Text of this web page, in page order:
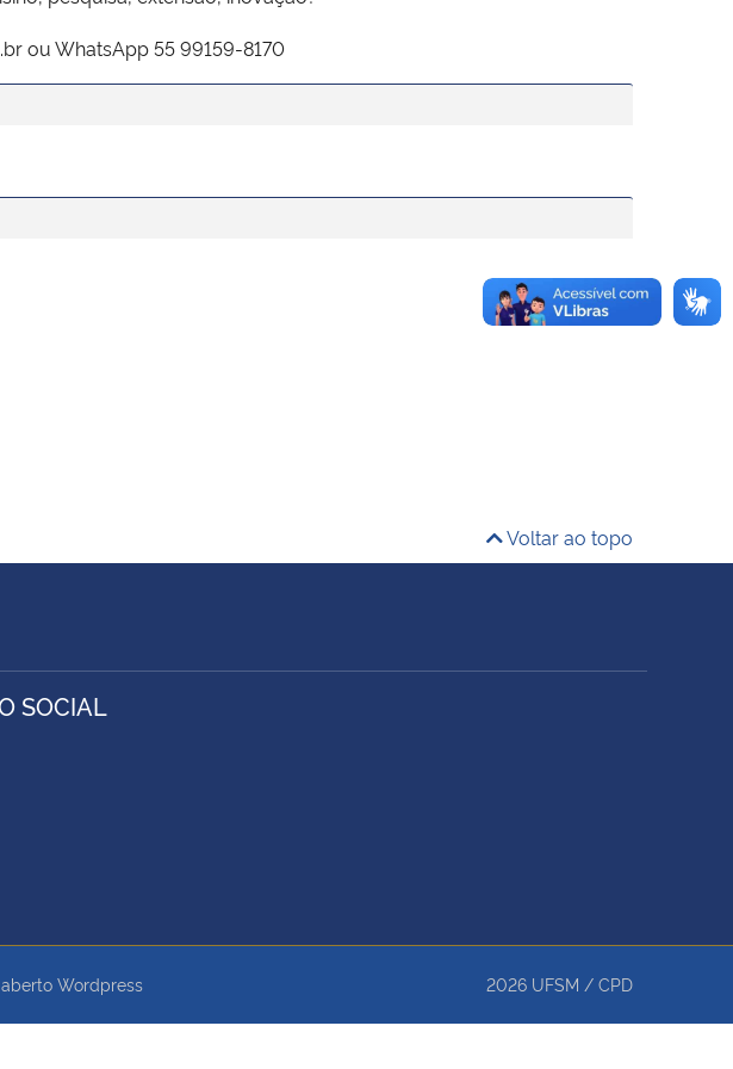
ou WhatsApp 55 99159-8170
Voltar ao topo
SOCIAL
Wordpress 2026 UFSM / CPD